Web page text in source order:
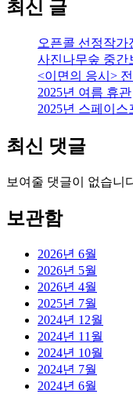
최신 글
오픈콜 선정작가
사진나무숲 중간
<이면의 응시>
2025년 여름 휴관
2025년 스페이
최신 댓글
보여줄 댓글이 없습니
보관함
2026년 6월
2026년 5월
2026년 4월
2025년 7월
2024년 12월
2024년 11월
2024년 10월
2024년 7월
2024년 6월